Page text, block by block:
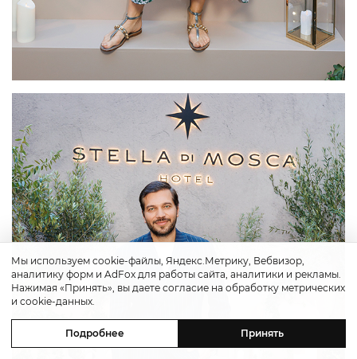
Мы используем cookie-файлы, Яндекс.Метрику, Вебвизор,
аналитику форм и AdFox для работы сайта, аналитики и рекламы.
Нажимая «Принять», вы даете согласие на обработку метрических
и cookie-данных.
Подробнее Принять